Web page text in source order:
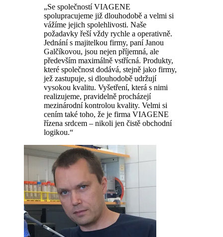
„Se společností VIAGENE
spolupracujeme již dlouhodobě a velmi si
vážíme jejich spolehlivosti. Naše
požadavky řeší vždy rychle a operativně.
Jednání s majitelkou firmy, paní Janou
Galčíkovou, jsou nejen příjemná, ale
především maximálně vstřícná. Produkty,
které společnost dodává, stejně jako firmy,
jež zastupuje, si dlouhodobě udržují
vysokou kvalitu. Vyšetření, která s nimi
realizujeme, pravidelně procházejí
mezinárodní kontrolou kvality. Velmi si
cením také toho, že je firma VIAGENE
řízena srdcem – nikoli jen čistě obchodní
logikou.“